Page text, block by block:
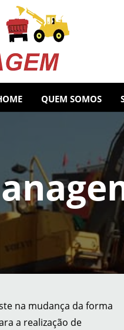
QUEM SOMOS
na mudança da forma
a realização de